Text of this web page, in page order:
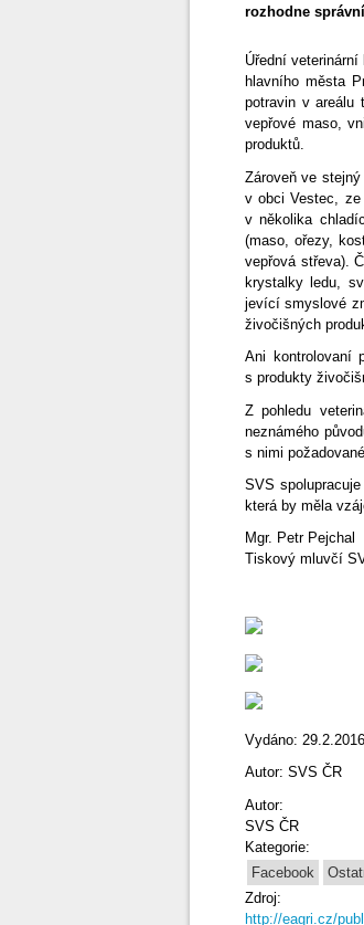
rozhodne
Úřední
hlavního města
potravin v areálu
vepřové maso,
produktů.
Zároveň ve
v obci Vestec, ze
v několika
(maso, ořezy,
vepřová střeva).
krystalky ledu,
jevící smyslové
živočišných
Ani kontrolovaní
s produkty
Z pohledu
neznámého
s nimi
SVS
která by měla
Mgr. Petr Pejchal
Tiskový mluvčí
Vydáno: 29.2.2016
Autor: SVS ČR
Autor:
SVS ČR
Kategorie:
Facebook
Zdroj:
http://eagri.cz/